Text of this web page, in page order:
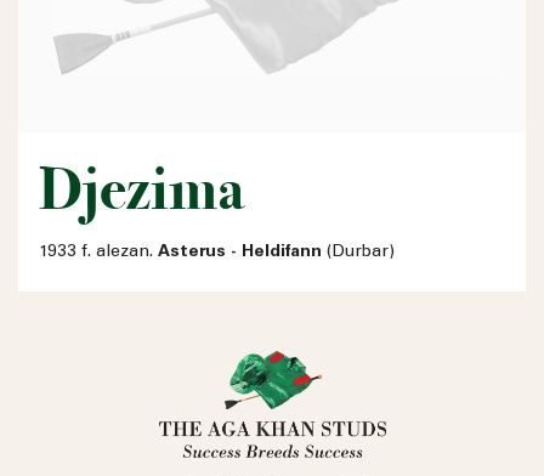
Djezima
1933 f. alezan. Asterus - Heldifann (Durbar)